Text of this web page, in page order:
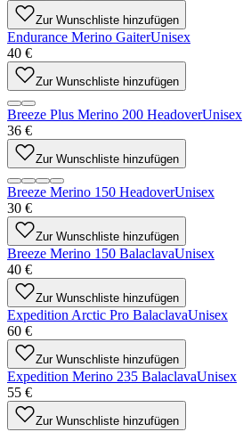
Zur Wunschliste hinzufügen
Endurance Merino GaiterUnisex
40 €
Zur Wunschliste hinzufügen
Breeze Plus Merino 200 HeadoverUnisex
36 €
Zur Wunschliste hinzufügen
Breeze Merino 150 HeadoverUnisex
30 €
Zur Wunschliste hinzufügen
Breeze Merino 150 BalaclavaUnisex
40 €
Zur Wunschliste hinzufügen
Expedition Arctic Pro BalaclavaUnisex
60 €
Zur Wunschliste hinzufügen
Expedition Merino 235 BalaclavaUnisex
55 €
Zur Wunschliste hinzufügen